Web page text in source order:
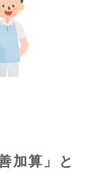
加算」と